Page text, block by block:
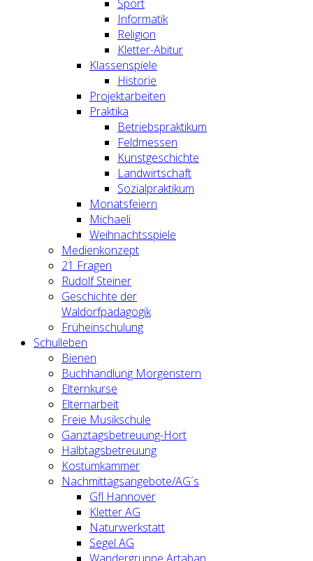
Sport
Informatik
Religion
Kletter-Abitur
Klassenspiele
Historie
Projektarbeiten
Praktika
Betriebspraktikum
Feldmessen
Kunstgeschichte
Landwirtschaft
Sozialpraktikum
Monatsfeiern
Michaeli
Weihnachtsspiele
Medienkonzept
21 Fragen
Rudolf Steiner
Geschichte der
Waldorfpädagogik
Früheinschulung
Schulleben
Bienen
Buchhandlung Morgenstern
Elternkurse
Elternarbeit
Freie Musikschule
Ganztagsbetreuung-Hort
Halbtagsbetreuung
Kostümkammer
Nachmittagsangebote/AG´s
Gfl Hannover
Kletter AG
Naturwerkstatt
Segel AG